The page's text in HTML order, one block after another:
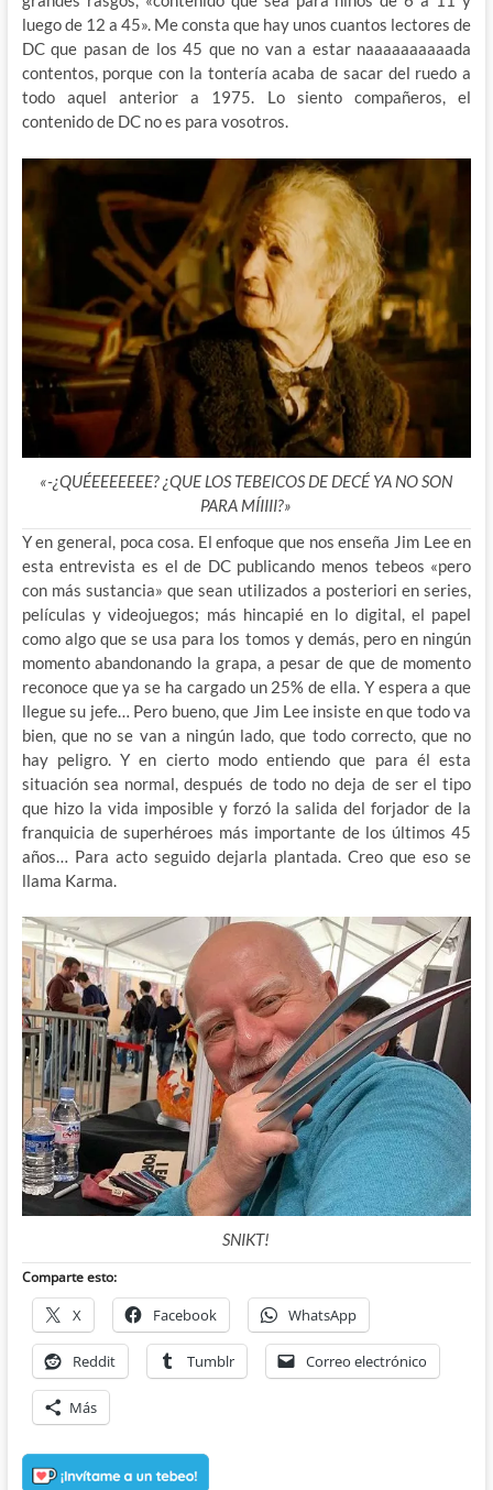
luego de 12 a 45». Me consta que hay unos cuantos lectores de
DC que pasan de los 45 que no van a estar naaaaaaaaaada
contentos, porque con la tontería acaba de sacar del ruedo a
todo aquel anterior a 1975. Lo siento compañeros, el
contenido de DC no es para vosotros.
«-¿QUÉEEEEEEE? ¿QUE LOS TEBEICOS DE DECÉ YA NO SON
PARA MÍIIII?»
Y en general, poca cosa. El enfoque que nos enseña Jim Lee en
esta entrevista es el de DC publicando menos tebeos «pero
con más sustancia» que sean utilizados a posteriori en series,
películas y videojuegos; más hincapié en lo digital, el papel
como algo que se usa para los tomos y demás, pero en ningún
momento abandonando la grapa, a pesar de que de momento
reconoce que ya se ha cargado un 25% de ella. Y espera a que
llegue su jefe… Pero bueno, que Jim Lee insiste en que todo va
bien, que no se van a ningún lado, que todo correcto, que no
hay peligro. Y en cierto modo entiendo que para él esta
situación sea normal, después de todo no deja de ser el tipo
que hizo la vida imposible y forzó la salida del forjador de la
franquicia de superhéroes más importante de los últimos 45
años… Para acto seguido dejarla plantada. Creo que eso se
llama Karma.
SNIKT!
Comparte esto:
X Facebook WhatsApp
Reddit Tumblr Correo electrónico
Más